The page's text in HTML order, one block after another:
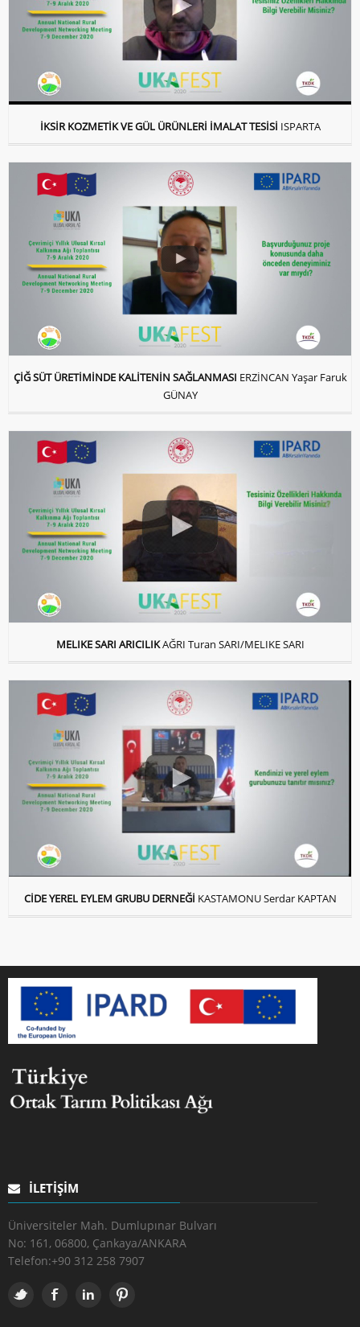
İKSİR KOZMETİK VE GÜL ÜRÜNLERİ İMALAT TESİSİ ISPARTA
ÇİĞ SÜT ÜRETİMİNDE KALİTENİN SAĞLANMASI ERZİNCAN Yaşar Faruk
GÜNAY
MELIKE SARI ARICILIKAĞRI Turan SARI/MELIKE SARI
CİDE YEREL EYLEM GRUBU DERNEĞİ KASTAMONU Serdar KAPTAN
İLETIŞIM
Üniversiteler Mah. Dumlupınar Bulvarı
No: 161, 06800, Çankaya/ANKARA
Telefon:+90 312 258 7907